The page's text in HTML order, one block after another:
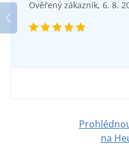
v pondělí
Ověřený zákazník, 6. 8.
na